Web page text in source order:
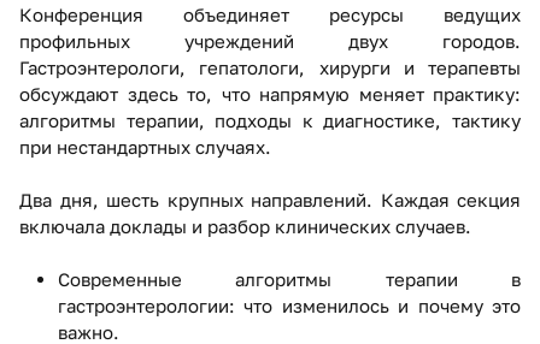
Конференция объединяет ресурсы ведущих
профильных учреждений двух городов.
Гастроэнтерологи, гепатологи, хирурги и терапевты
обсуждают здесь то, что напрямую меняет практику:
алгоритмы терапии, подходы к диагностике, тактику
при нестандартных случаях.
Два дня, шесть крупных направлений. Каждая секция
включала доклады и разбор клинических случаев.
Современные алгоритмы терапии в
гастроэнтерологии: что изменилось и почему это
важно.